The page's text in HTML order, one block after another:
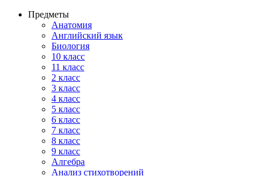
Предметы
Анатомия
Английский язык
Биология
10 класс
11 класс
2 класс
3 класс
4 класс
5 класс
6 класс
7 класс
8 класс
9 класс
Алгебра
Анализ стихотворений